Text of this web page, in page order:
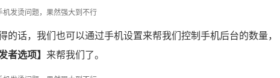
的话，我们也可以通过手机设置来帮我们控制手机后台的数量，
者选项】 来帮我们了。